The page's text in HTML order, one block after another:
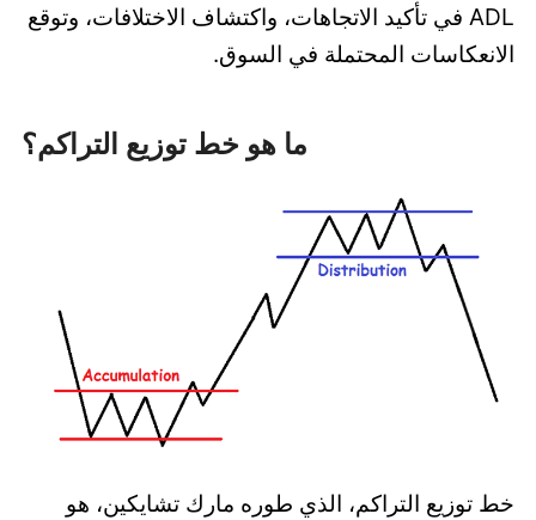
ADL في تأكيد الاتجاهات، واكتشاف الاختلافات، وتوقع
الانعكاسات المحتملة في السوق.
ما هو خط توزيع التراكم؟
خط توزيع التراكم، الذي طوره مارك تشايكين، هو